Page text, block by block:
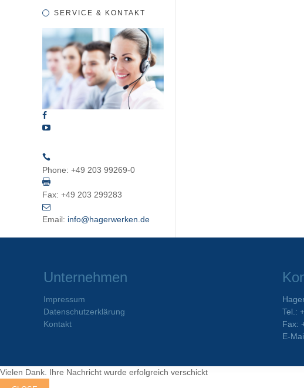
SERVICE & KONTAKT
Phone: +49 203 99269-0
Fax: +49 203 299283
Email: info@hagerwerken.de
Unternehmen
Impressum
Datenschutzerklärung
Kontakt
Tel.:
Fax:
E-
Vielen Dank. Ihre Nachricht wurde erfolgreich verschickt